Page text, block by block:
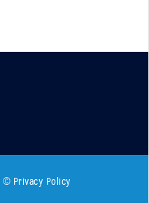
© Privacy Policy